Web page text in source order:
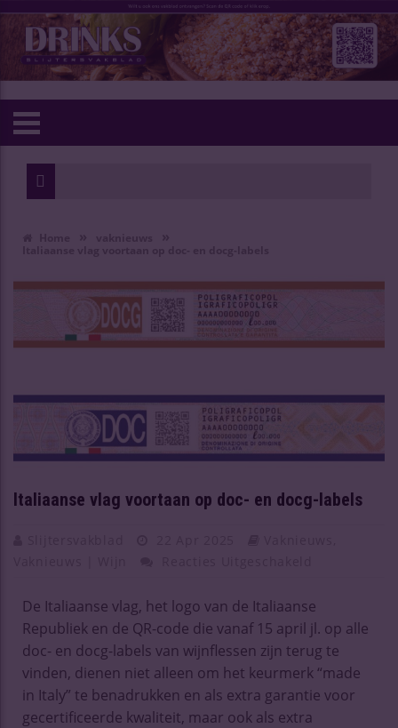
Italiaanse vlag voortaan op doc- en docg-labels
De Italiaanse vlag, het logo van de Italiaanse
Republiek en de QR-code die vanaf 15 april jl. op alle
doc- en docg-labels van wijnflessen zijn terug te
vinden, dienen niet alleen om het keurmerk “made
in Italy” te benadrukken en als extra garantie voor
gecertificeerde kwaliteit, maar ook als extra